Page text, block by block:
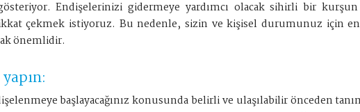
Endişelerinizi gidermeye yardımcı olacak sihirli bir
çekmek istiyoruz. Bu nedenle, sizin ve kişisel durumunuz için
önemlidir.
başlayacağınız konusunda belirli ve ulaşılabilir önceden